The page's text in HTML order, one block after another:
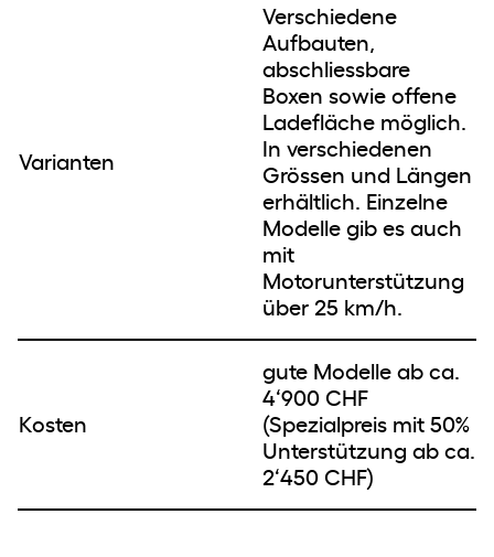
Varianten
Verschiedene
Aufbauten,
abschliessbare
Boxen sowie offene
Ladefläche möglich.
In verschiedenen
Grössen und Längen
erhältlich. Einzelne
Modelle gib es auch
mit
Motorunterstützung
über 25 km/h.
Kosten
gute Modelle ab ca.
4‘900 CHF
(Spezialpreis mit 50%
Unterstützung ab ca.
2‘450 CHF)